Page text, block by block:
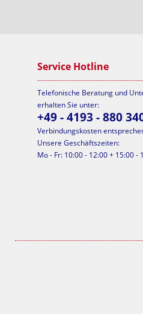
Service Hotline
Telefonische Beratung und
erhalten Sie unter:
+49 - 4193 - 880
Verbindungskosten
Unsere Geschäftszeiten:
Mo - Fr: 10:00 - 12:00 + 15:00 -